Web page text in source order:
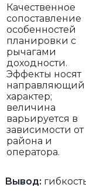
Качественное
сопоставление
особенностей
планировки с
рычагами
доходности.
Эффекты носят
направляющий
характер;
величина
варьируется в
зависимости от
района и
оператора.
Вывод: